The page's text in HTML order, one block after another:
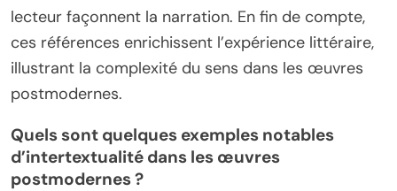
lecteur façonnent la narration. En fin de compte,
ces références enrichissent l’expérience littéraire,
illustrant la complexité du sens dans les œuvres
postmodernes.
Quels sont quelques exemples notables
d’intertextualité dans les œuvres
postmodernes ?